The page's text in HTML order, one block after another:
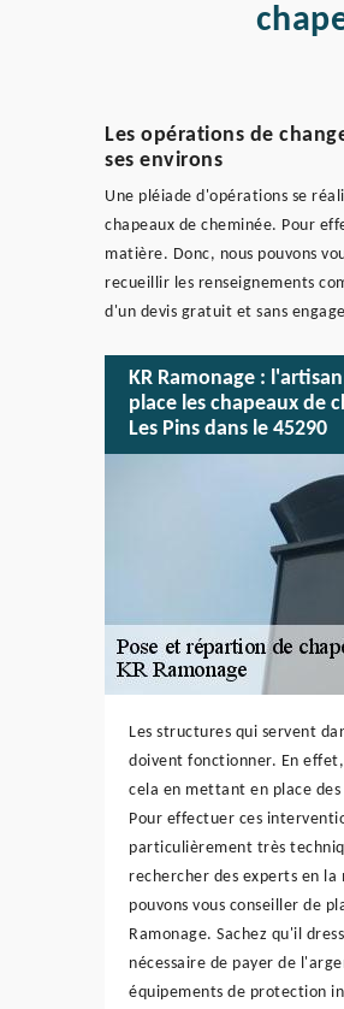
Les opérations de
ses environs
Une pléiade d'opérations se
chapeaux de cheminée. Pour
matière. Donc, nous pouvons
recueillir les renseignements
d'un devis gratuit et sans
KR Ramonage :
place les chapeaux de
Les Pins dans le 45290
Les structures qui servent
doivent fonctionner. En
cela en mettant en place
Pour effectuer ces
particulièrement très
rechercher des experts en la
pouvons vous conseiller de
Ramonage. Sachez qu'il
nécessaire de payer de
équipements de protection